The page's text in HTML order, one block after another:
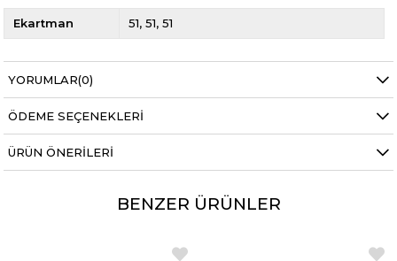
Ekartman 51 51 51
YORUMLAR(0)
ÖDEME SEÇENEKLERI
ÜRÜN ÖNERILERI
BENZER ÜRÜNLER